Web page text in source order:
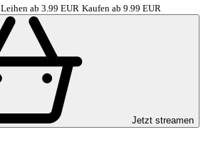
Leihen ab 3.99 EUR Kaufen ab 9.99 EUR
Jetzt streamen